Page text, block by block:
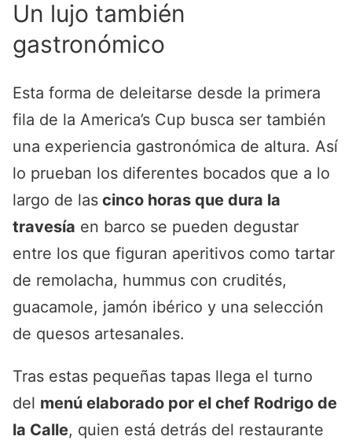
Un lujo también
gastronómico
Esta forma de deleitarse desde la primera
fila de la America’s Cup busca ser también
una experiencia gastronómica de altura. Así
lo prueban los diferentes bocados que a lo
largo de las cinco horas que dura la
travesía en barco se pueden degustar
entre los que figuran aperitivos como tartar
de remolacha, hummus con crudités,
guacamole, jamón ibérico y una selección
de quesos artesanales.
Tras estas pequeñas tapas llega el turno
del menú elaborado por el chef Rodrigo de
la Calle, quien está detrás del restaurante